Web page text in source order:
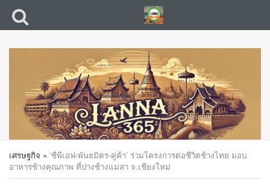
เศรษฐกิจ » ‘ซีพีเอฟ-พันธมิตร-คู่ค้า’ ร่วมโครงการต่อชีวิตช้างไทย มอบ
อาหารช้างคุณภาพ ที่ปางช้างแม่สา จ.เชียงใหม่